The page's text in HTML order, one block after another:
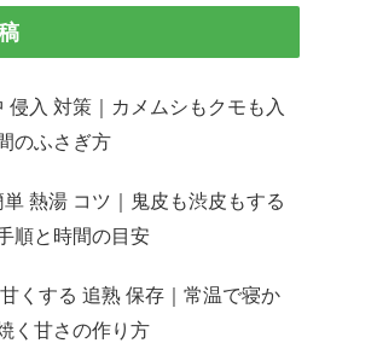
侵入 対策｜カメムシもクモも入
のふさぎ方
熱湯 コツ｜鬼皮も渋皮もする
順と時間の目安
くする 追熟 保存｜常温で寝か
く甘さの作り方